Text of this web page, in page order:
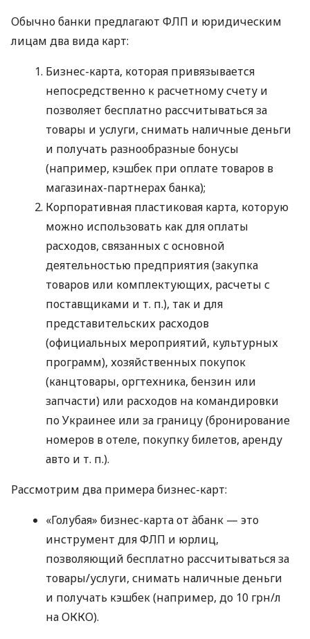
Обычно банки предлагают ФЛП и юридическим
лицам два вида карт:
Бизнес-карта, которая привязывается
непосредственно к расчетному счету и
позволяет бесплатно рассчитываться за
товары и услуги, снимать наличные деньги
и получать разнообразные бонусы
(например, кэшбек при оплате товаров в
магазинах-партнерах банка);
Корпоративная пластиковая карта, которую
можно использовать как для оплаты
расходов, связанных с основной
деятельностью предприятия (закупка
товаров или комплектующих, расчеты с
поставщиками и т. п.), так и для
представительских расходов
(официальных мероприятий, культурных
программ), хозяйственных покупок
(канцтовары, оргтехника, бензин или
запчасти) или расходов на командировки
по Украинее или за границу (бронирование
номеров в отеле, покупку билетов, аренду
авто и т. п.).
Рассмотрим два примера бизнес-карт:
«Голубая» бизнес-карта от àбанк — это
инструмент для ФЛП и юрлиц,
позволяющий бесплатно рассчитываться за
товары/услуги, снимать наличные деньги
и получать кэшбек (например, до 10 грн/л
на ОККО).